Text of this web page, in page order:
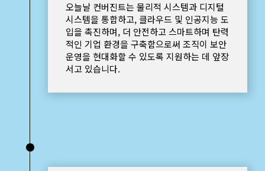
오늘날 컨버진트는 물리적 시스템과 디지털
시스템을 통합하고, 클라우드 및 인공지능 도
입을 촉진하며, 더 안전하고 스마트하며 탄력
적인 기업 환경을 구축함으로써 조직이 보안
운영을 현대화할 수 있도록 지원하는 데 앞장
서고 있습니다.
•